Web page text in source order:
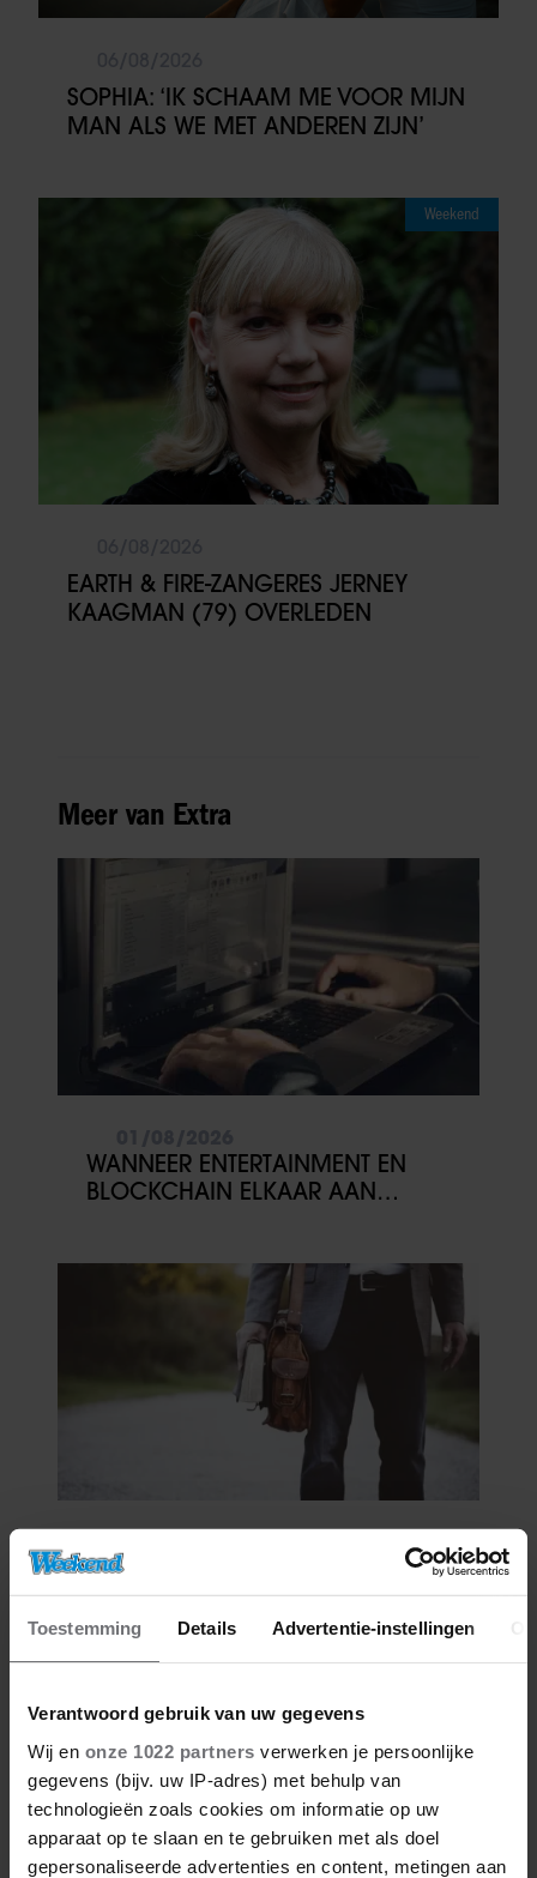
Toestemming Details Advertentie-instellingen
Verantwoord gebruik van uw gegevens
Wij en onze 1022 partners verwerken je persoonlijke
gegevens (bijv. uw IP-adres) met behulp van
technologieën zoals cookies om informatie op uw
apparaat op te slaan en te gebruiken met als doel
gepersonaliseerde advertenties en content, metingen aan
SOPHIA: ‘IK SCHAAM ME VOOR MIJN
MAN ALS WE MET ANDEREN ZIJN’
Weekend
EARTH & FIRE-ZANGERES JERNEY
KAAGMAN (79) OVERLEDEN
Meer van Extra
WANNEER ENTERTAINMENT EN
BLOCKCHAIN ELKAAR AAN
DE GROOTSTE HERENMODE
TRENDS VAN DIT SEIZOEN
VOLGENS OVERHEMDENONLINE